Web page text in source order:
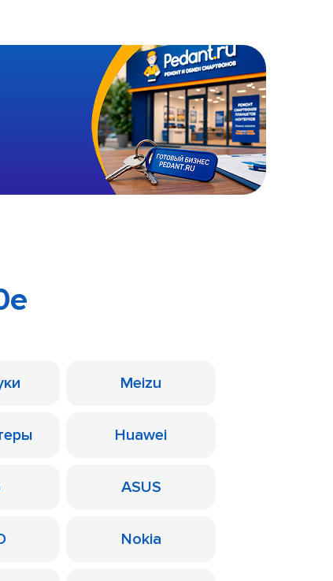
Meizu
Huawei
ASUS
Nokia